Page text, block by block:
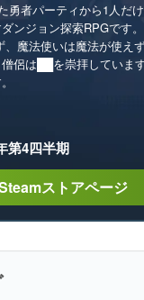
勇者パーティから1人だ
ンジョン探索RPGです
魔法使いは魔法が使え
侶は██を崇拝していま
第4四半期
ストアページ